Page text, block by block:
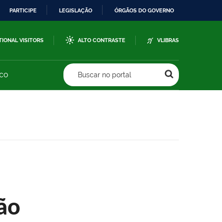
PARTICIPE LEGISLAÇÃO ÓRGÃOS DO GOVERNO
VISITORS ALTO CONTRASTE VLIBRAS
Buscar no portal